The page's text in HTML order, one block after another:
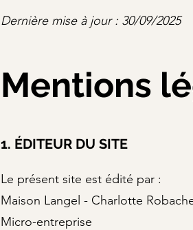
Dernière mise à jour : 30/09/2025
Mentions
1. ÉDITEUR DU SITE
Le présent site est édité par :
Maison Langel - Charlotte
Micro-entreprise